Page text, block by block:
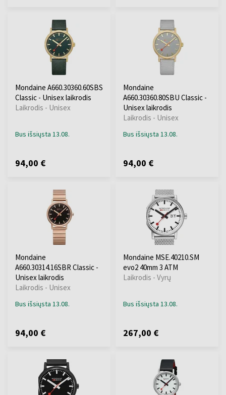
Mondaine A660.30360.60SBS
Classic - Unisex laikrodis
Laikrodis - Unisex
Bus išsiųsta 13.08.
94,00 €
Mondaine
A660.30360.80SBU Classic -
Unisex laikrodis
Laikrodis - Unisex
Bus išsiųsta 13.08.
94,00 €
Mondaine
A660.30314.16SBR Classic -
Unisex laikrodis
Laikrodis - Unisex
Bus išsiųsta 13.08.
94,00 €
Mondaine MSE.40210.SM
evo2 40mm 3 ATM
Laikrodis - Vyrų
Bus išsiųsta 13.08.
267,00 €